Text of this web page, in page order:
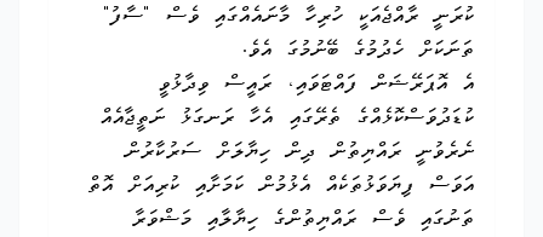
ކުރަނީ ރާއްޖެއަކީ ހުރިހާ މާނައެއްގައި ވެސް "ސާފު"
ތަނަކަށް ހެދުމުގެ ބޭނުމުގަ އެވެ.
އެ އޮޕަރޭޝަން ފައްޓަވައި، ރައީސް ވިދާޅުވީ
ކުޑަދުވަސްކޮޅެއްގެ ތެރޭގައި އެހާ ރަނގަޅު ނަތީޖާއެއް
ނެރެވުނީ ރައްޔިތުން ދިން ހިޔާލަށް ސަރުކާރުން
އަވަސް ފިޔަވަޅުތަކެއް އެޅުމުން ކަމަށާއި ކުރިއަށް އޮތް
ތަނުގައި ވެސް ރައްޔިތުންގެ ހިޔާލާއި މަޝްވަރާ